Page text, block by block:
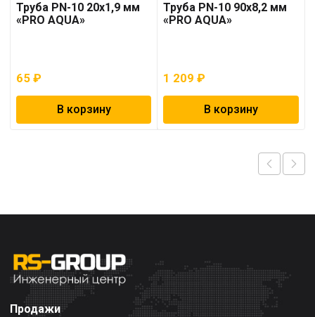
Труба PN-10 20х1,9 мм
«PRO AQUA»
65 ₽
В корзину
Труба PN-10 90х8,2 мм
«PRO AQUA»
1 209₽
В корзину
Продажи